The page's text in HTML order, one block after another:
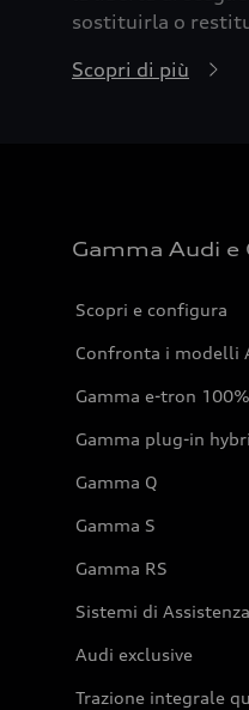
sostituirla o
Scopri di più
Gamma Audi
Scopri e configura
Confronta i modelli
Gamma e-tron
Gamma plug-in
Gamma Q
Gamma S
Gamma RS
Sistemi di
Audi exclusive
Trazione integrale